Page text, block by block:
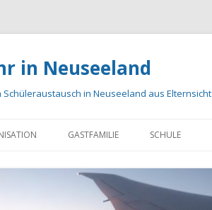
in Neuseeland
in Neuseeland aus Elternsicht
GASTFAMILIE SCHULE